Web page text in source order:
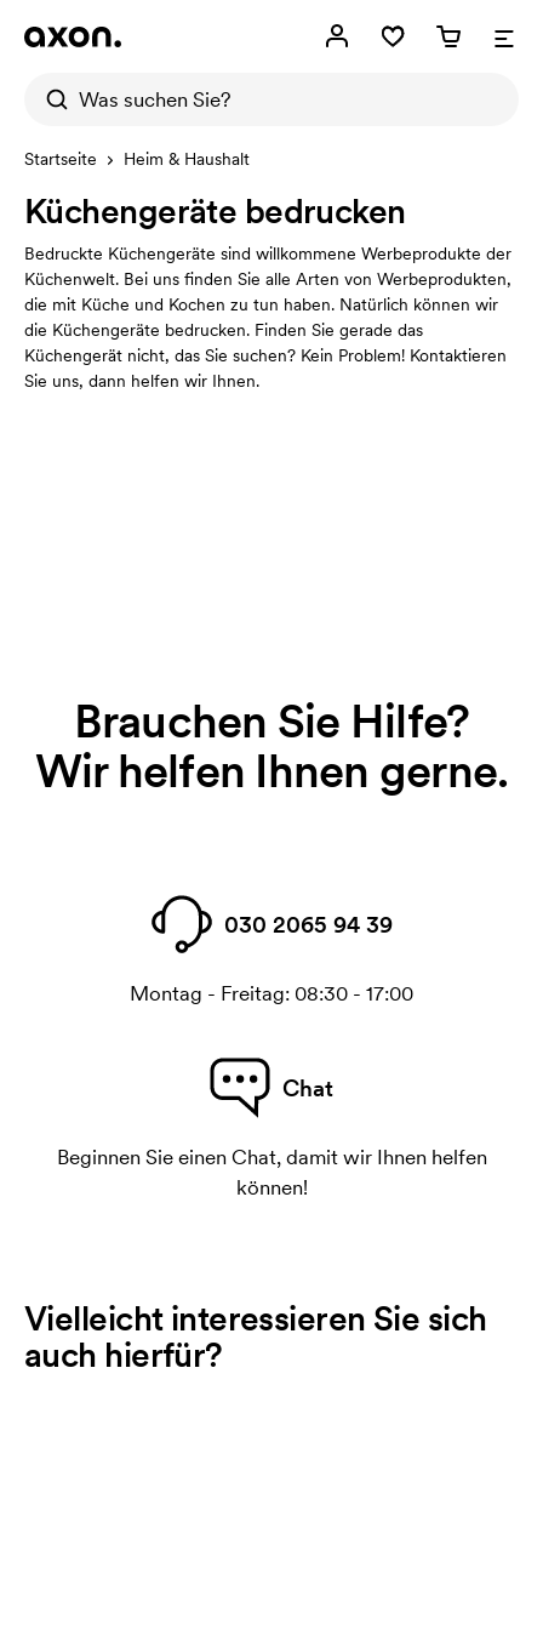
Startseite Heim & Haushalt
Küchengeräte bedrucken
Bedruckte Küchengeräte sind willkommene Werbeprodukte der
Küchenwelt. Bei uns finden Sie alle Arten von Werbeprodukten,
die mit Küche und Kochen zu tun haben. Natürlich können wir
die Küchengeräte bedrucken. Finden Sie gerade das
Küchengerät nicht, das Sie suchen? Kein Problem! Kontaktieren
Sie uns, dann helfen wir Ihnen.
Brauchen Sie Hilfe?
Wir helfen Ihnen gerne.
030 2065 94 39
Montag - Freitag: 08:30 - 17:00
Chat
Beginnen Sie einen Chat, damit wir Ihnen helfen
können!
Vielleicht interessieren Sie sich
auch hierfür?